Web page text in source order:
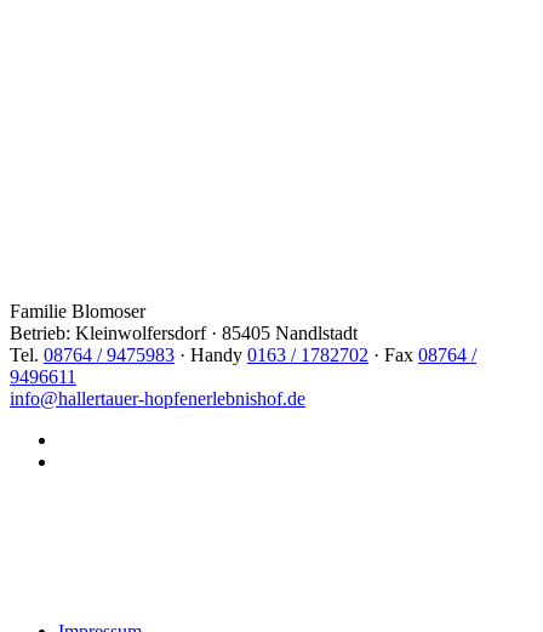
Familie Blomoser
Betrieb: Kleinwolfersdorf · 85405 Nandlstadt
Tel. 08764 / 9475983 · Handy 0163 / 1782702 · Fax 08764 /
9496611
info@hallertauer-hopfenerlebnishof.de